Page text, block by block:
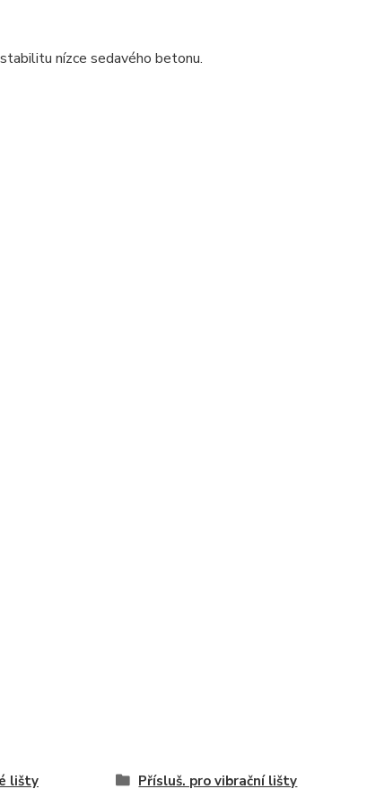
nízce sedavého betonu.
lišty Přísluš. pro vibrační lišty